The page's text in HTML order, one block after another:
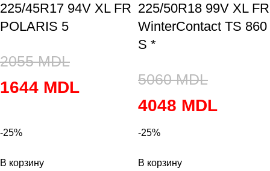
225/45R17 94V XL FR
POLARIS 5
2055MDL
1644 MDL
225/50R18 99V XL FR
WinterContact TS 860
S *
5060MDL
4048 MDL
-25%
В корзину
-25%
В корзину